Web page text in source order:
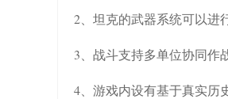
2、坦克的武器系统可以进
3、战斗支持多单位协同作
4、游戏内设有基于真实历